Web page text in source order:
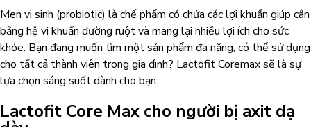
Men vi sinh (probiotic) là chế phẩm có chứa các lợi khuẩn giúp cân
bằng hệ vi khuẩn đường ruột và mang lại nhiều lợi ích cho sức
khỏe. Bạn đang muốn tìm một sản phẩm đa năng, có thể sử dụng
cho tất cả thành viên trong gia đình? Lactofit Coremax sẽ là sự
lựa chọn sáng suốt dành cho bạn.
Lactofit Core Max cho người bị axit dạ